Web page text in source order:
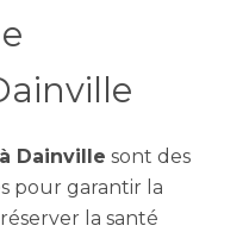
Dainville sont des
pour garantir la
la santé